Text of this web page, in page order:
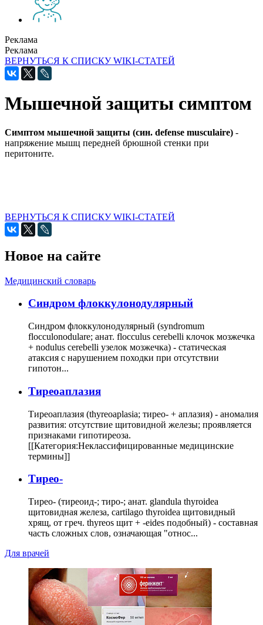
Реклама
Реклама
ВЕРНУТЬСЯ К СПИСКУ WIKI-СТАТЕЙ
Мышечной защиты симптом
Симптом мышечной защиты (син. defense musculaire) -
напряжение мышц передней брюшной стенки при
перитоните.
ВЕРНУТЬСЯ К СПИСКУ WIKI-СТАТЕЙ
Новое на сайте
Медицинский словарь
Cиндром флоккулонодулярный
Синдром флоккулонодулярный (syndromum
flocculonodulare; анат. flocculus cerebelli клочок мозжечка
+ nodulus cerebelli узелок мозжечка) - статическая
атаксия с нарушением походки при отсутствии
гипотон...
Тиреоаплазия
Тиреоаплазия (thyreoaplasia; тирео- + аплазия) - аномалия
развития: отсутствие щитовидной железы; проявляется
признаками гипотиреоза.
[[Категория:Неклассифицированные медицинские
термины]]
Тирео-
Тирео- (тиреоид-; тиро-; анат. glandula thyroidea
щитовидная железа, cartilago thyroidea щитовидный
хрящ, от греч. thyreos щит + -eides подобный) - составная
часть сложных слов, означающая "относ...
Для врачей